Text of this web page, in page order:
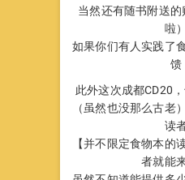
当然还有随书附送
啦
如果你们有人实践了
馈
此外这次成都CD20
（虽然也没那么古老
读
【并不限定食物本的
者就能